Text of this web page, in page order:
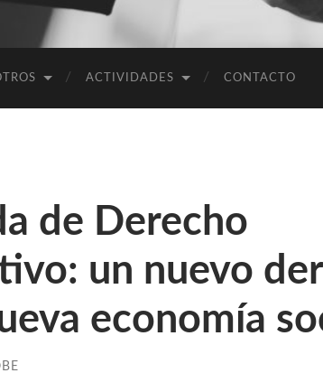
ACTIVIDADES CONTACTO
de Derecho
un nuevo
economía